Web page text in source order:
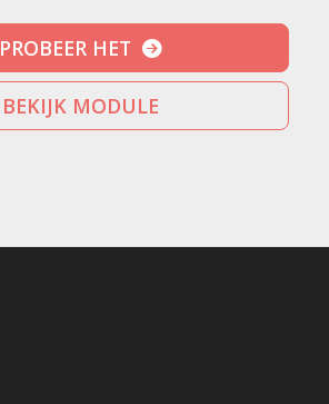
PROBEER HET
BEKIJK MODULE